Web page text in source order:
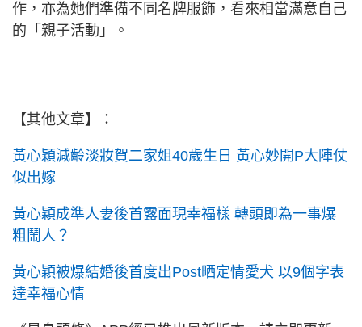
作，亦為她們準備不同名牌服飾，看來相當滿意自己
的「親子活動」。
【其他文章】：
黃心穎減齡淡妝賀二家姐40歲生日 黃心妙開P大陣仗
似出嫁
黃心穎成準人妻後首露面現幸福樣 轉頭即為一事爆
粗鬧人？
黃心穎被爆結婚後首度出Post晒定情愛犬 以9個字表
達幸福心情